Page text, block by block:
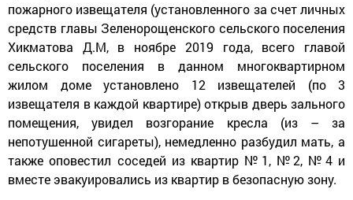
пожарного извещателя (установленного за счет личных
средств главы Зеленорощенского сельского поселения
Хикматова Д.М, в ноябре 2019 года, всего главой
сельского поселения в данном многоквартирном
жилом доме установлено 12 извещателей (по 3
извещателя в каждой квартире) открыв дверь зального
помещения, увидел возгорание кресла (из – за
непотушенной сигареты), немедленно разбудил мать, а
также оповестил соседей из квартир №1, №2, №4 и
вместе эвакуировались из квартир в безопасную зону.